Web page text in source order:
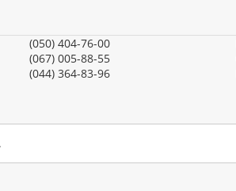
(050) 404-76-00
(067) 005-88-55
(044) 364-83-96